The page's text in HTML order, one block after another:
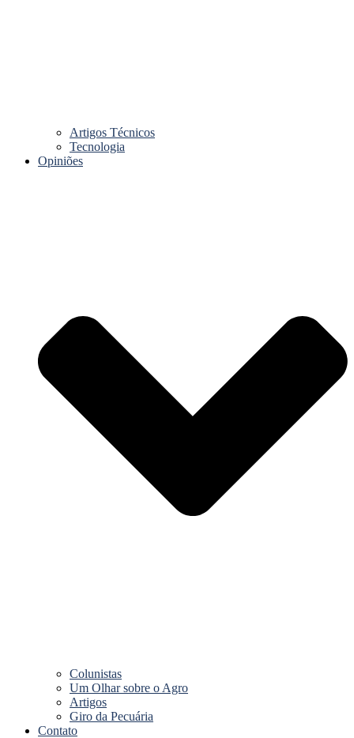
Artigos Técnicos
Tecnologia
Opiniões
Colunistas
Um Olhar sobre o Agro
Artigos
Giro da Pecuária
Contato